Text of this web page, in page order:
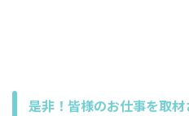
是非！皆様のお仕事を取